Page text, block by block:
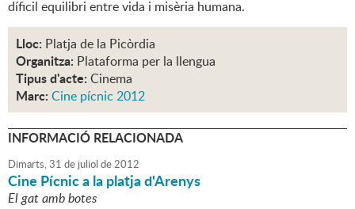
díficil equilibri entre vida i misèria humana.
Lloc: Platja de la Picòrdia
Organitza: Plataforma per la llengua
Tipus d'acte: Cinema
Marc: Cine pícnic 2012
INFORMACIÓ RELACIONADA
Dimarts,31 de juliol de2012
Cine Pícnic a la platja d'Arenys
El gat amb botes